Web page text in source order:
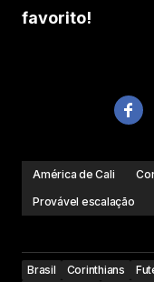
favorito!
América de Cali
Provável escalação
Brasil Corinthians